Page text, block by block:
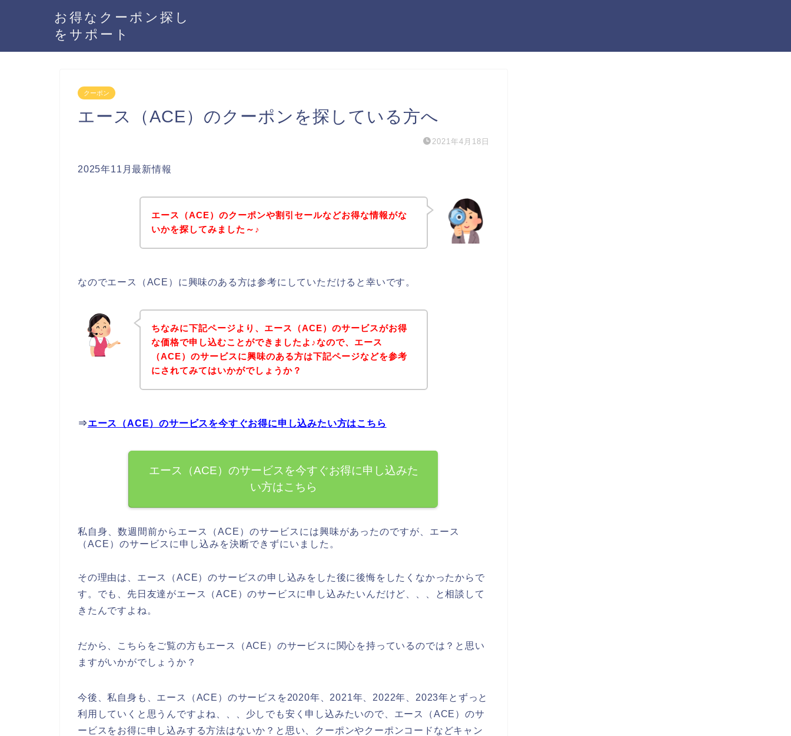
お得なクーポン探し
をサポート
クーポン
エース（ACE）のクーポンを探している方へ
2021年4月18日
2025年11月最新情報
エース（ACE）のクーポンや割引セールなどお得な情報がな
いかを探してみました～♪
なのでエース（ACE）に興味のある方は参考にしていただけると幸いです。
ちなみに下記ページより、エース（ACE）のサービスがお得
な価格で申し込むことができましたよ♪なので、エース
（ACE）のサービスに興味のある方は下記ページなどを参考
にされてみてはいかがでしょうか？
⇒エース（ACE）のサービスを今すぐお得に申し込みたい方はこちら
エース（ACE）のサービスを今すぐお得に申し込みた
い方はこちら
私自身、数週間前からエース（ACE）のサービスには興味があったのですが、エース
（ACE）のサービスに申し込みを決断できずにいました。
その理由は、エース（ACE）のサービスの申し込みをした後に後悔をしたくなかったからで
す。でも、先日友達がエース（ACE）のサービスに申し込みたいんだけど、、、と相談して
きたんですよね。
だから、こちらをご覧の方もエース（ACE）のサービスに関心を持っているのでは？と思い
ますがいかがでしょうか？
今後、私自身も、エース（ACE）のサービスを2020年、2021年、2022年、2023年とずっと
利用していくと思うんですよね、、、少しでも安く申し込みたいので、エース（ACE）のサ
ービスをお得に申し込みする方法はないか？と思い、クーポンやクーポンコードなどキャン